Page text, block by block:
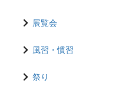
展覧会
風習・慣習
祭り